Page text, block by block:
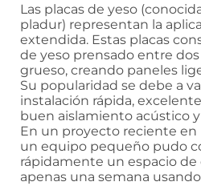
Las placas de yeso
pladur) representan la
extendida. Estas placas
de yeso prensado entre
grueso, creando paneles
Su popularidad se debe a
instalación rápida,
buen aislamiento acústico
En un proyecto reciente en
un equipo pequeño pudo
rápidamente un espacio
apenas una semana